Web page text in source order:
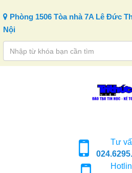
Phòng 1506 Tòa nhà 7A Lê Đức
Nội
Tư